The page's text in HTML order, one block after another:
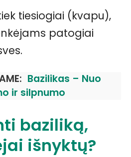
tiesiogiai (kvapu),
patogiai
Bazilikas – Nuo
ir silpnumo
baziliką,
išnyktų?